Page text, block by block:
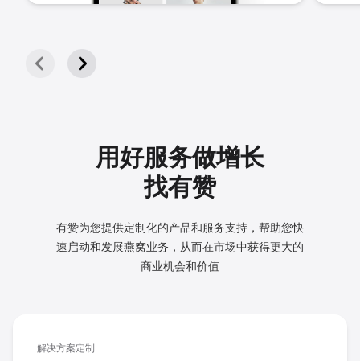
用好服务做增长
找有赞
有赞为您提供定制化的产品和服务支持，帮助您快
速启动和发展燕窝业务，从而在市场中获得更大的
商业机会和价值
解决方案定制